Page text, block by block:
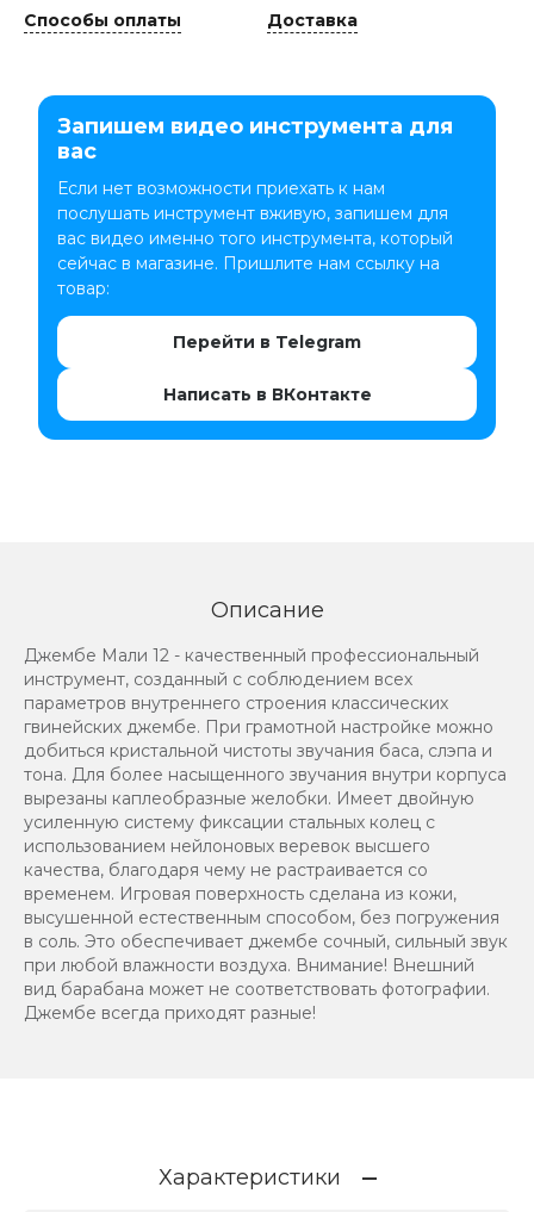
Способы оплаты Доставка
Запишем видео инструмента для
вас
Если нет возможности приехать к нам
послушать инструмент вживую, запишем для
вас видео именно того инструмента, который
сейчас в магазине. Пришлите нам ссылку на
товар:
Перейти в Telegram
Написать в ВКонтакте
Описание
Джембе Мали 12 - качественный профессиональный
инструмент, созданный с соблюдением всех
параметров внутреннего строения классических
гвинейских джембе. При грамотной настройке можно
добиться кристальной чистоты звучания баса, слэпа и
тона. Для более насыщенного звучания внутри корпуса
вырезаны каплеобразные желобки. Имеет двойную
усиленную систему фиксации стальных колец с
использованием нейлоновых веревок высшего
качества, благодаря чему не растраивается со
временем. Игровая поверхность сделана из кожи,
высушенной естественным способом, без погружения
в соль. Это обеспечивает джембе сочный, сильный звук
при любой влажности воздуха. Внимание! Внешний
вид барабана может не соответствовать фотографии.
Джембе всегда приходят разные!
Характеристики